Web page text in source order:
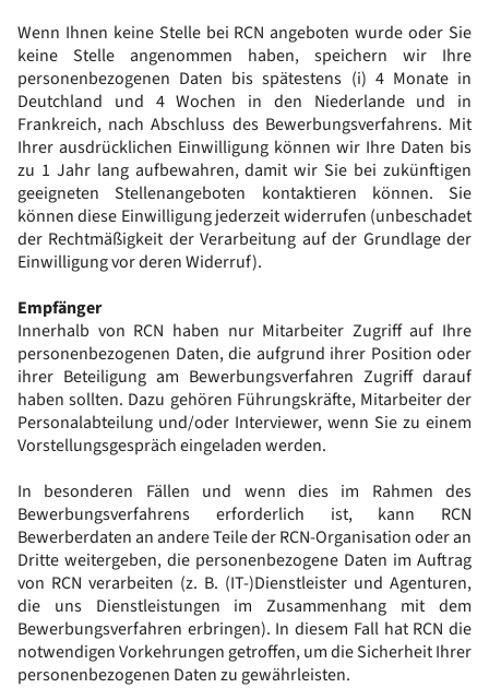
Wenn Ihnen keine Stelle bei RCN angeboten wurde oder Sie
keine Stelle angenommen haben, speichern wir Ihre
personenbezogenen Daten bis spätestens (i) 4 Monate in
Deutchland und 4 Wochen in den Niederlande und in
Frankreich, nach Abschluss des Bewerbungsverfahrens. Mit
Ihrer ausdrücklichen Einwilligung können wir Ihre Daten bis
zu 1 Jahr lang aufbewahren, damit wir Sie bei zukünftigen
geeigneten Stellenangeboten kontaktieren können. Sie
können diese Einwilligung jederzeit widerrufen (unbeschadet
der Rechtmäßigkeit der Verarbeitung auf der Grundlage der
Einwilligung vor deren Widerruf).
Empfänger
Innerhalb von RCN haben nur Mitarbeiter Zugriff auf Ihre
personenbezogenen Daten, die aufgrund ihrer Position oder
ihrer Beteiligung am Bewerbungsverfahren Zugriff darauf
haben sollten. Dazu gehören Führungskräfte, Mitarbeiter der
Personalabteilung und/oder Interviewer, wenn Sie zu einem
Vorstellungsgespräch eingeladen werden.
In besonderen Fällen und wenn dies im Rahmen des
Bewerbungsverfahrens erforderlich ist, kann RCN
Bewerberdaten an andere Teile der RCN-Organisation oder an
Dritte weitergeben, die personenbezogene Daten im Auftrag
von RCN verarbeiten (z. B. (IT-)Dienstleister und Agenturen,
die uns Dienstleistungen im Zusammenhang mit dem
Bewerbungsverfahren erbringen). In diesem Fall hat RCN die
notwendigen Vorkehrungen getroffen, um die Sicherheit Ihrer
personenbezogenen Daten zu gewährleisten.